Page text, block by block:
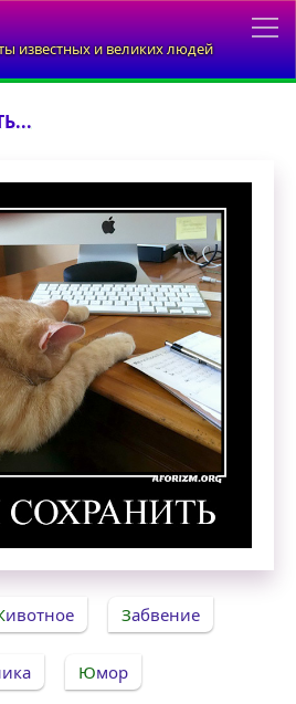
известных и великих людей
Животное Забвение
Юмор